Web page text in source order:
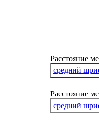
Расстояние
средний
Расстояние
средний